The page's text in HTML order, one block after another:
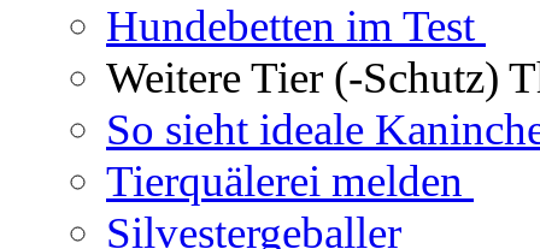
Hundebetten im Test
Weitere Tier (-Schutz)
So sieht ideale
Tierquälerei melden
Silvestergeballer